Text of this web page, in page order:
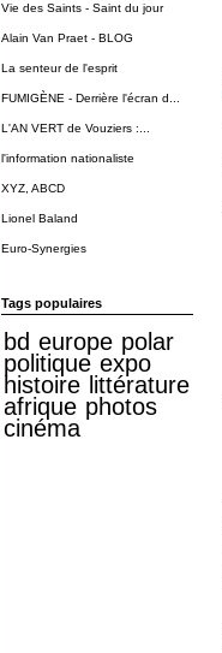
Vie des Saints - Saint du jour
Alain Van Praet - BLOG
La senteur de l'esprit
FUMIGÈNE - Derrière l'écran d...
L'AN VERT de Vouziers :...
l'information nationaliste
XYZ, ABCD
Lionel Baland
Euro-Synergies
Tags populaires
bd europe polar
politique expo
histoire littérature
afrique photos
cinéma